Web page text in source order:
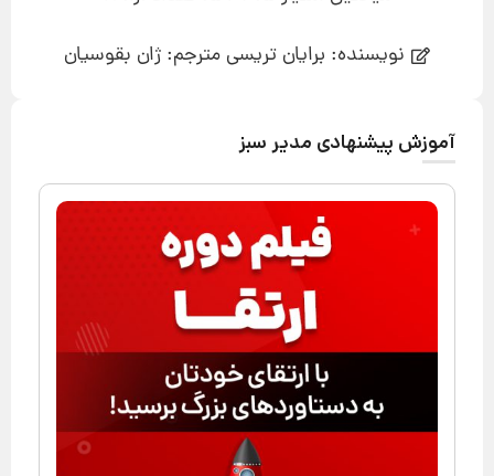
نویسنده: برایان تریسی مترجم: ژان بقوسیان
آموزش پیشنهادی مدیر سبز